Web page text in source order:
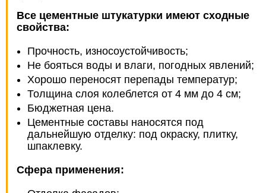
Все цементные штукатурки имеют сходные
свойства:
Прочность, износоустойчивость;
Не бояться воды и влаги, погодных явлений;
Хорошо переносят перепады температур;
Толщина слоя колеблется от 4 мм до 4 см;
Бюджетная цена.
Цементные составы наносятся под
дальнейшую отделку: под окраску, плитку,
шпаклевку.
Сфера применения: